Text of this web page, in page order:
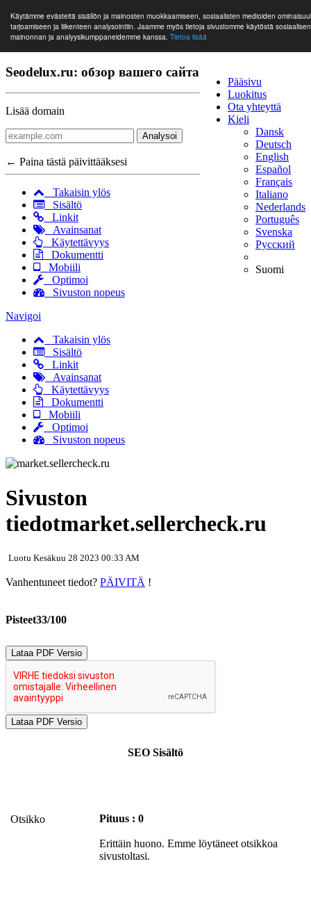
Käytämme evästeitä sisällön ja mainosten muokkaamiseen, sosiaalisten medioiden
tarjoamiseen ja liikenteen analysointiin. Jaamme myös tietoja sivustomme käytöstä
mainonnan ja analyysikumppaneidemme kanssa. Tietoa lisää
Pääsivu
Luokitus
Ota yhteyttä
Kieli
Dansk
Deutsch
English
Español
Français
Italiano
Nederlands
Português
Svenska
Русский
Suomi
Seodelux.ru: обзор вашего сайта
Lisää domain
Analysoi
← Paina tästä päivittääksesi
Takaisin ylös
Sisältö
Linkit
Avainsanat
Käytettävyys
Dokumentti
Mobiili
Optimoi
Sivuston nopeus
Navigoi
Takaisin ylös
Sisältö
Linkit
Avainsanat
Käytettävyys
Dokumentti
Mobiili
Optimoi
Sivuston nopeus
Sivuston
tiedotmarket.sellercheck.ru
Luotu Kesäkuu 28 2023 00:33 AM
Vanhentuneet tiedot? PÄIVITÄ !
Pisteet33/100
Lataa PDF Versio
SEO Sisältö
Otsikko Pituus : 0
Erittäin huono. Emme löytäneet otsikkoa
sivustoltasi.